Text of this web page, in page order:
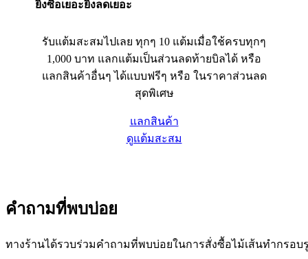
ยิ่งซื้อเยอะยิ่งลดเยอะ
รับแต้มสะสมไปเลย ทุกๆ 10 แต้มเมื่อใช้ครบทุกๆ
1,000 บาท แลกแต้มเป็นส่วนลดท้ายบิลได้ หรือ
แลกสินค้าอื่นๆ ได้แบบฟรีๆ หรือ ในราคาส่วนลด
สุดพิเศษ
แลกสินค้า
ดูแต้มสะสม
คำถามที่พบบ่อย
ทางร้านได้รวบร่วมคำถามที่พบบ่อยในการสั่งซื้อไม้เส้นทำกรอ